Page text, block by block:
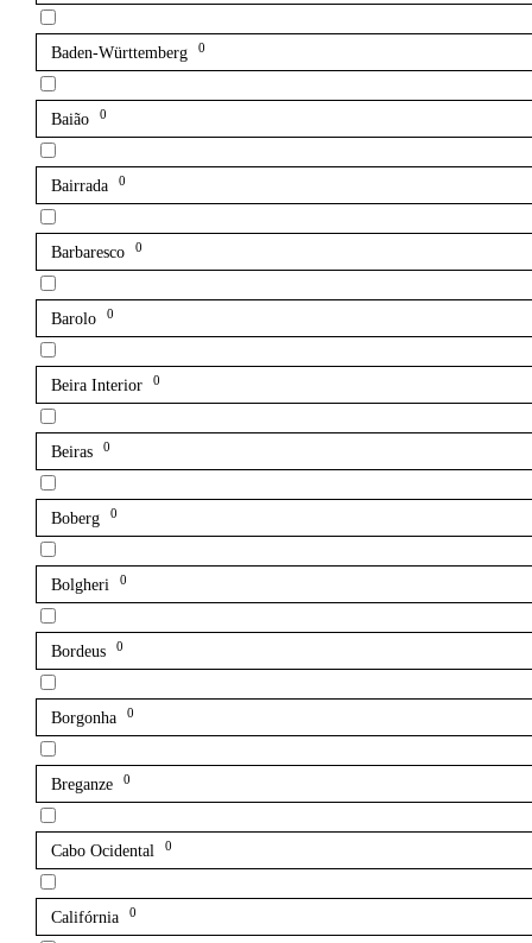
Baden-Württemberg 0
Baião 0
Bairrada 0
Barbaresco 0
Barolo 0
Beira Interior 0
Beiras 0
Boberg 0
Bolgheri 0
Bordeus 0
Borgonha 0
Breganze 0
Cabo Ocidental 0
Califórnia 0